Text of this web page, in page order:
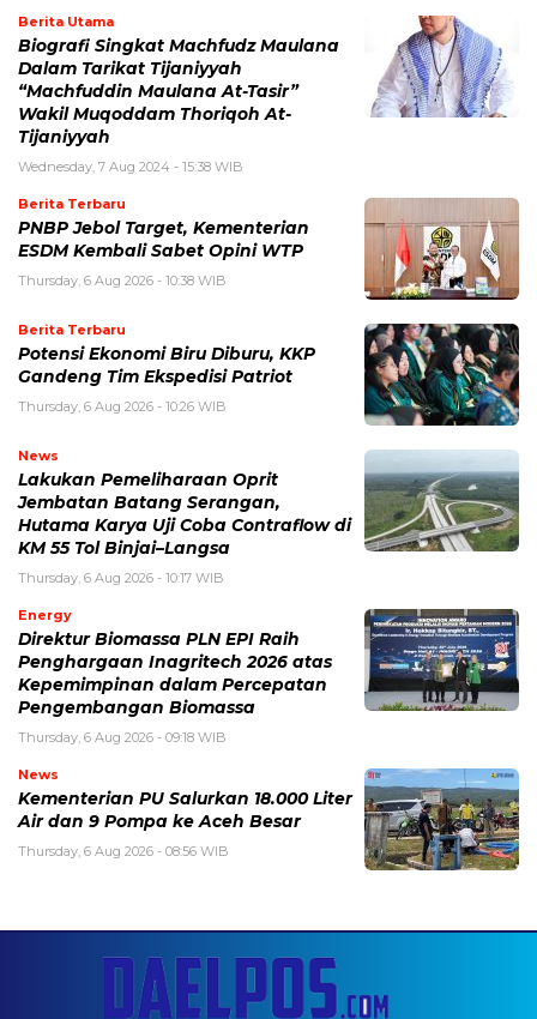
Berita Utama
Biografi Singkat Machfudz Maulana
Dalam Tarikat Tijaniyyah
“Machfuddin Maulana At-Tasir”
Wakil Muqoddam Thoriqoh At-
Tijaniyyah
Wednesday, 7 Aug 2024 - 15:38 WIB
Berita Terbaru
PNBP Jebol Target, Kementerian
ESDM Kembali Sabet Opini WTP
Thursday, 6 Aug 2026 - 10:38 WIB
Berita Terbaru
Potensi Ekonomi Biru Diburu, KKP
Gandeng Tim Ekspedisi Patriot
Thursday, 6 Aug 2026 - 10:26 WIB
News
Lakukan Pemeliharaan Oprit
Jembatan Batang Serangan,
Hutama Karya Uji Coba Contraflow di
KM 55 Tol Binjai–Langsa
Thursday, 6 Aug 2026 - 10:17 WIB
Energy
Direktur Biomassa PLN EPI Raih
Penghargaan Inagritech 2026 atas
Kepemimpinan dalam Percepatan
Pengembangan Biomassa
Thursday, 6 Aug 2026 - 09:18 WIB
News
Kementerian PU Salurkan 18.000 Liter
Air dan 9 Pompa ke Aceh Besar
Thursday, 6 Aug 2026 - 08:56 WIB